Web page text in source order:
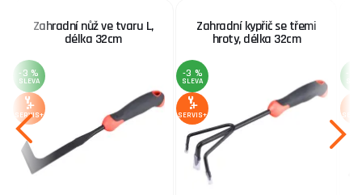
Zahradní nůž ve tvaru L,
délka 32cm
-3 %
SLEVA
SERVIS+
Zahradní kypřič se třemi
hroty, délka 32cm
-3 %
SLEVA
SERVIS+